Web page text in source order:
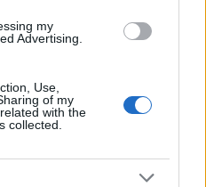
my
Advertising.
Use,
of my
with the
collected.
commodities em agosto de